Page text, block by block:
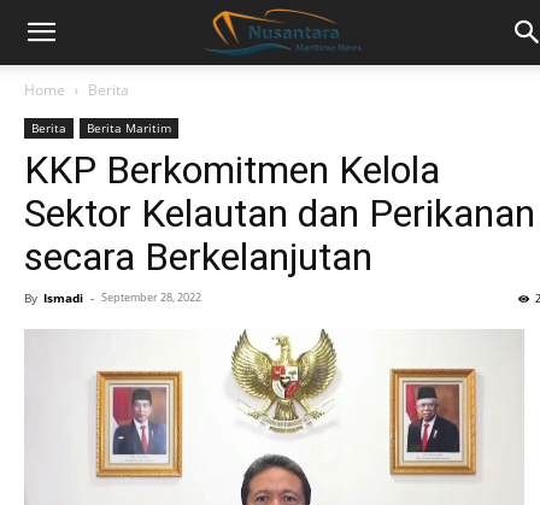
Home Berita
Berita Berita Maritim
KKP Berkomitmen Kelola
Sektor Kelautan dan Perikanan
secara Berkelanjutan
By Ismadi - September 28, 2022